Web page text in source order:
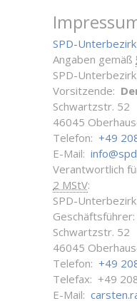
SPD-
Angaben gemäß
SPD-
Vorsitzende:
Schwartzstr. 52
46045
Telefon: +49
E-Mail:
Verantwortlich
2 MStV:
SPD-
Geschäftsführer:
Schwartzstr. 52
46045
Telefon: +49
Telefax: +49
E-Mail: